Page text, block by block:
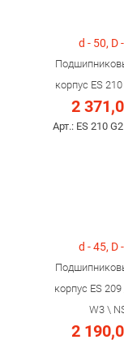
d - 50, D
корпус ES
2
Арт.: ES 210
d - 45, D
корпус ES
W3 \
2